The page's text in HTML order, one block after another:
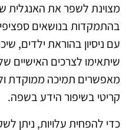
מצוינת לשפר את האנגלית
בהתמקדות בנושאים
עם ניסיון בהוראת ילדים,
שיתאימו לצרכים האישיים
מאפשרים תמיכה ממוקדת
קריטי בשיפור הידע בשפה.
כדי להפחית עלויות, ניתן